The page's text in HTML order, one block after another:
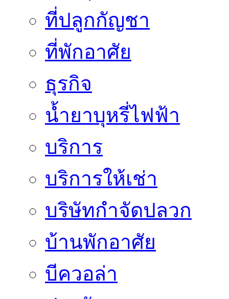
ที่ปลูกกัญชา
ที่พักอาศัย
ธุรกิจ
น้ำยาบุหรี่ไฟฟ้า
บริการ
บริการให้เช่า
บริษัทกำจัดปลวก
บ้านพักอาศัย
บีควอล่า